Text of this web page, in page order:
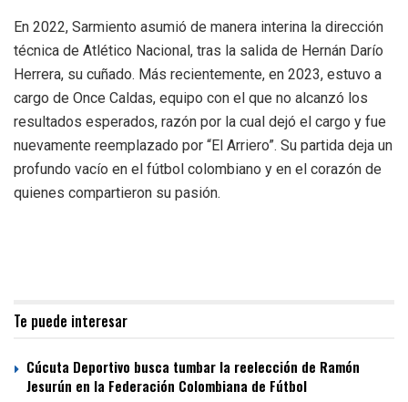
En 2022, Sarmiento asumió de manera interina la dirección
técnica de Atlético Nacional, tras la salida de Hernán Darío
Herrera, su cuñado. Más recientemente, en 2023, estuvo a
cargo de Once Caldas, equipo con el que no alcanzó los
resultados esperados, razón por la cual dejó el cargo y fue
nuevamente reemplazado por “El Arriero”. Su partida deja un
profundo vacío en el fútbol colombiano y en el corazón de
quienes compartieron su pasión.
Te puede interesar
Cúcuta Deportivo busca tumbar la reelección de Ramón
Jesurún en la Federación Colombiana de Fútbol